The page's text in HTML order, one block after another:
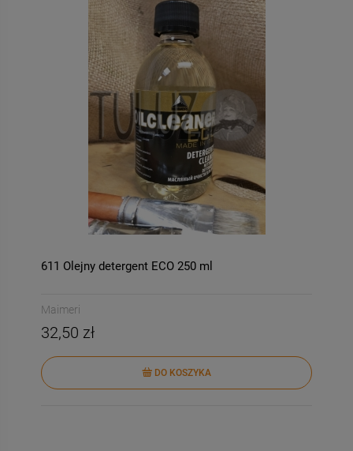
611 Olejny detergent ECO 250 ml
Maimeri
32,50 zł
DO KOSZYKA